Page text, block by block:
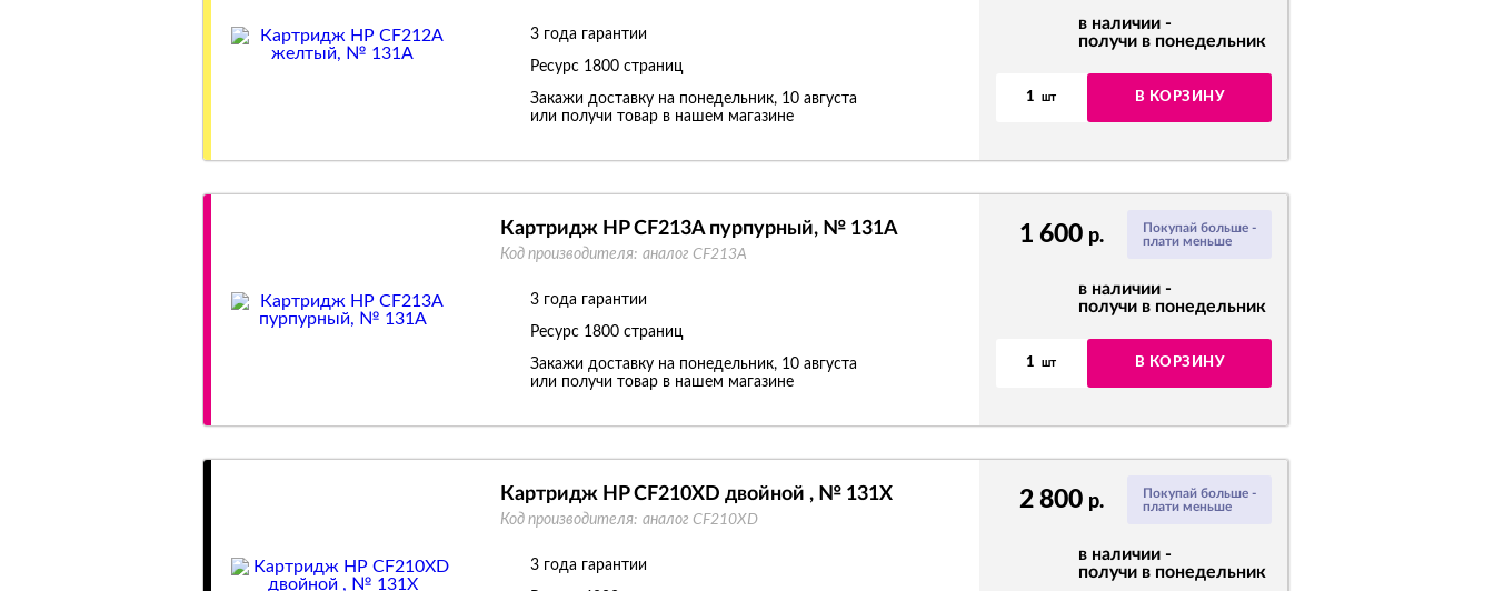
в наличии -
получи в понедельник
1 шт В КОРЗИНУ
3 года гарантии
Ресурс 1800 страниц
Закажи доставку на понедельник, 10 августа
или получи товар в нашем магазине
Покупай больше -
плати меньше
1 600 р.
в наличии -
получи в понедельник
1 шт В КОРЗИНУ
Картридж HP CF213A пурпурный, № 131A
Код производителя: аналог CF213A
3 года гарантии
Ресурс 1800 страниц
Закажи доставку на понедельник, 10 августа
или получи товар в нашем магазине
Покупай больше -
плати меньше
2 800 р.
в наличии -
получи в понедельник
Картридж HP CF210XD двойной , № 131X
Код производителя: аналог CF210XD
3 года гарантии